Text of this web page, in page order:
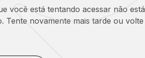
você está tentando acessar não está
Tente novamente mais tarde ou volte